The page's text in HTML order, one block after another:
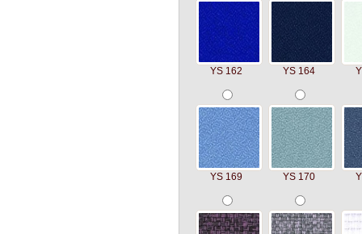
YS 162 YS 164
YS 169 YS 170